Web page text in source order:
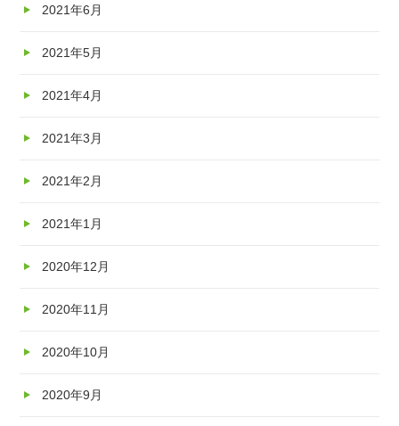
2021年6月
2021年5月
2021年4月
2021年3月
2021年2月
2021年1月
2020年12月
2020年11月
2020年10月
2020年9月